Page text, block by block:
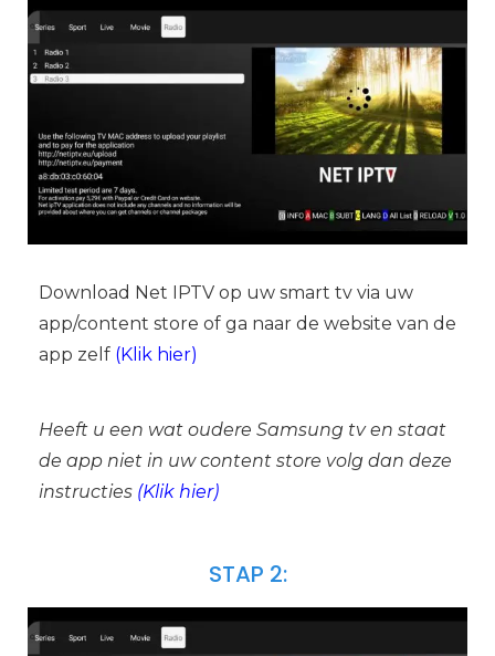
Download Net IPTV op uw smart tv via uw
app/content store of ga naar de website van de
app zelf (Klik hier)
Heeft u een wat oudere Samsung tv en staat
de app niet in uw content store volg dan deze
instructies (Klik hier)
STAP 2: